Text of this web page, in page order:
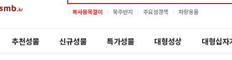
복사용목걸이 묵주반지 주요성경책 차량용품
추천성물 신규성물 특가성물 대형성상 대형십자